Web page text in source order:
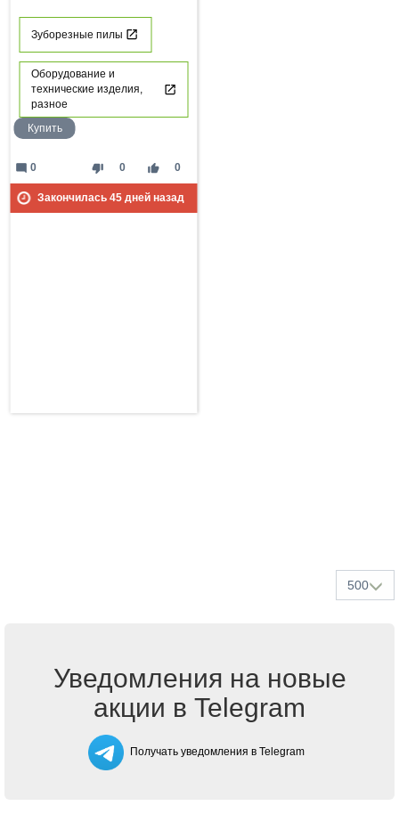
Зуборезные пилы
Оборудование и
технические изделия,
разное
Купить
thumb_down 0 thumb_up 0
mode_comment 0
Закончилась 45дней назад
500
Уведомления на новые
акции в Telegram
Получать уведомления в Telegram